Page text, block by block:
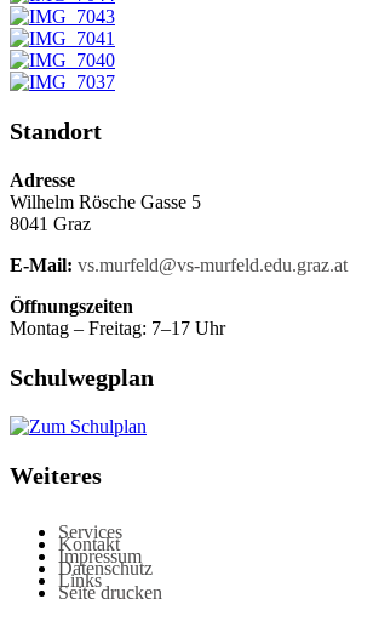
Standort
Adresse
Wilhelm Rösche Gasse 5
8041 Graz
E-Mail: vs.murfeld@vs-murfeld.edu.graz.at
Öffnungszeiten
Montag – Freitag: 7–17 Uhr
Schulwegplan
Weiteres
Services
Kontakt
Impressum
Datenschutz
Links
Seite drucken